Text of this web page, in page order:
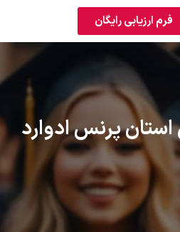
فرم ارزیابی رایگان
استان پرنس ادوارد